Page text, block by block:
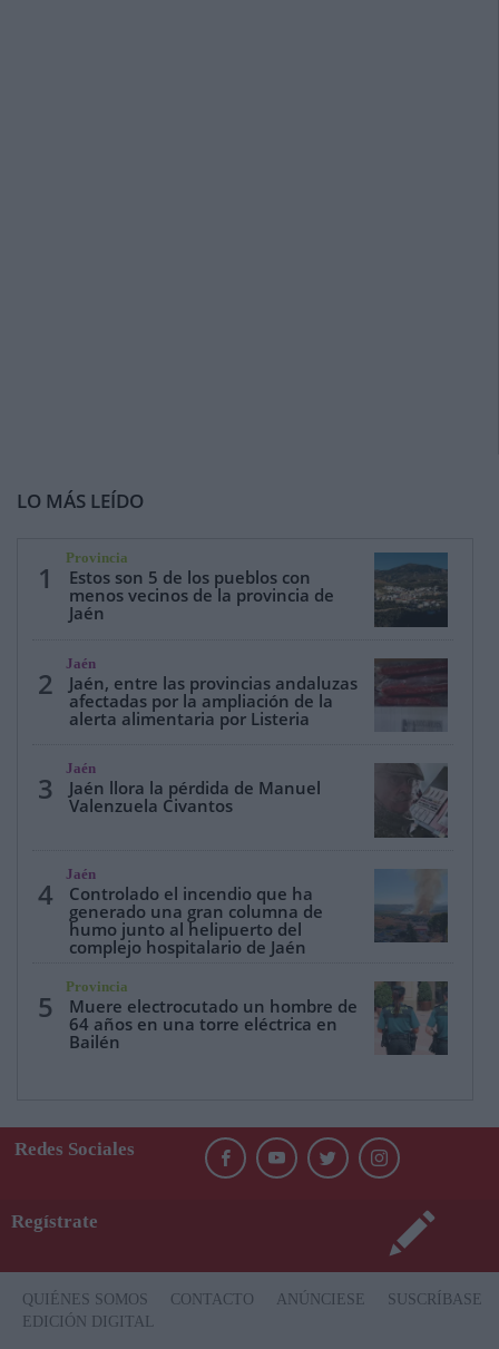
LO MÁS LEÍDO
1
Provincia
Estos son 5 de los pueblos con
menos vecinos de la provincia de
Jaén
2
Jaén
Jaén, entre las provincias andaluzas
afectadas por la ampliación de la
alerta alimentaria por Listeria
3
Jaén
Jaén llora la pérdida de Manuel
Valenzuela Civantos
4
Jaén
Controlado el incendio que ha
generado una gran columna de
humo junto al helipuerto del
complejo hospitalario de Jaén
5
Provincia
Muere electrocutado un hombre de
64 años en una torre eléctrica en
Bailén
Redes Sociales
Regístrate
QUIÉNES SOMOS CONTACTO ANÚNCIESE
SUSCRÍBASE
EDICIÓN DIGITAL